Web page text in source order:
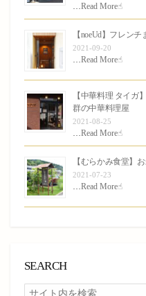
Read More☝︎
【noeUd】フレン
2021-09-20
Read More☝︎
【中華料理 タイガ
群の中華料理屋
2021-08-25
Read More☝︎
【むらかみ食堂】
2021-07-23
Read More☝︎
SEARCH
検